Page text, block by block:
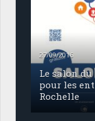
27/09/2016
Le salon
pour les
Rochelle